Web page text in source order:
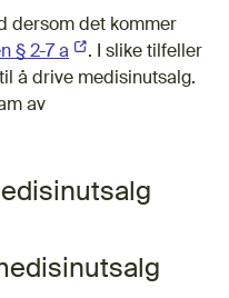
dersom det kommer
§ 2-7 a (Ekstern lenke)
. I slike tilfeller
å drive medisinutsalg.
av